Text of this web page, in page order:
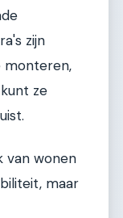
zijn
ze
van wonen
maar